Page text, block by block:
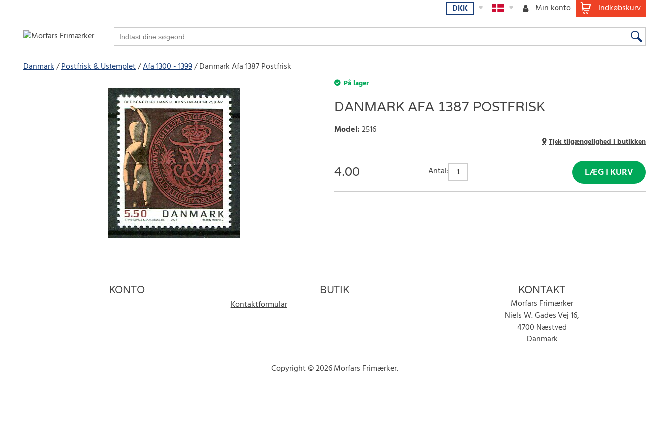
Indkøbskurv
Min konto
DKK
Danmark Postfrisk & Ustemplet Afa 1300 - 1399 Danmark Afa 1387 Postfrisk
På lager
DANMARK AFA 1387 POSTFRISK
Model:2516
Tjek tilgængelighed i butikken
4.00 Antal: LÆG I KURV
KONTO BUTIK
Kontaktformular
KONTAKT
Morfars Frimærker
Niels W. Gades Vej 16,
4700 Næstved
Danmark
Copyright © 2026 Morfars Frimærker.